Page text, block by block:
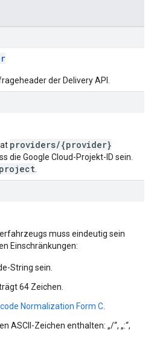
der Delivery API.
providers/{provider}
die Google Cloud-Projekt-ID sein.
muss eindeutig sein
Einschränkungen:
String sein.
64 Zeichen.
Normalization Form C
ASCII-Zeichen enthalten: „/“, „:“,